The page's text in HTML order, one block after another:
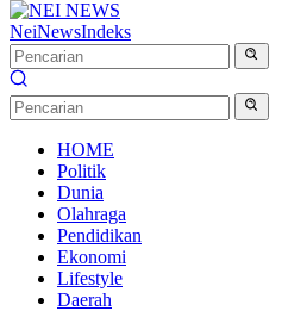
NeiNewsIndeks
HOME
Politik
Dunia
Olahraga
Pendidikan
Ekonomi
Lifestyle
Daerah